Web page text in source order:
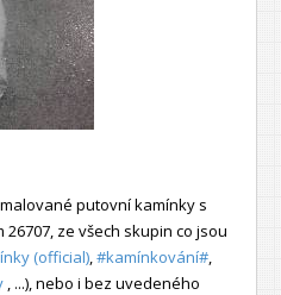
putovní kamínky s
ze všech skupin co jsou
(official) #kamínkování#
, ...), nebo i bez uvedeného